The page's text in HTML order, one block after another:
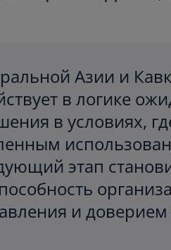
Азии и
в логике
в условиях,
этап
и